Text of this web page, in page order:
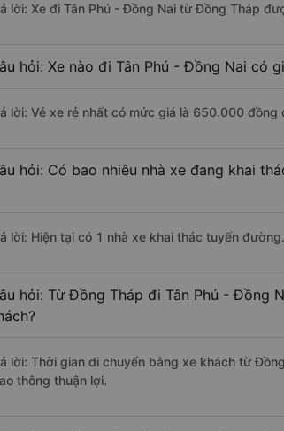
lời: Xe đi Tân Phú - Đồng Nai từ Đồng Tháp
hỏi: Xe nào đi Tân Phú - Đồng Nai có
lời: Vé xe rẻ nhất có mức giá là 650.000 đồng
hỏi: Có bao nhiêu nhà xe đang khai
lời: Hiện tại có 1 nhà xe khai thác tuyến đường.
hỏi: Từ Đồng Tháp đi Tân Phú - Đồng
lời: Thời gian di chuyển bằng xe khách từ
thông thuận lợi.